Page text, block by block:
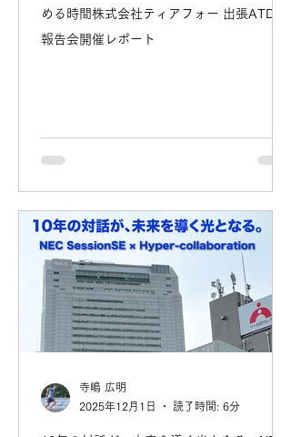
める時間株式会社ティアフォー 出張ATD25
報告会開催レポート
寺嶋 広明
2025年12月1日
読了時間: 6分